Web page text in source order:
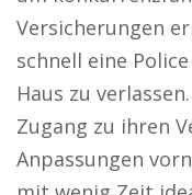
Versicherungen
schnell eine
Haus zu
Zugang zu ihren
Anpassungen